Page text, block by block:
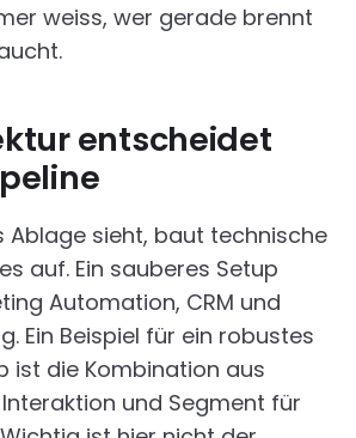
weiss, wer gerade brennt
entscheidet
Ablage sieht, baut technische
auf. Ein sauberes Setup
Automation, CRM und
Ein Beispiel für ein robustes
ist die Kombination aus
und Segment für